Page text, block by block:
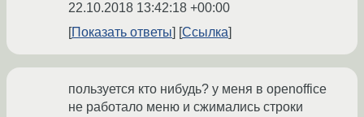
22.10.2018 13:42:18 +00:00
Показать ответы
Ссылка
пользуется кто нибудь? у меня в openoffice
не работало меню и сжимались строки